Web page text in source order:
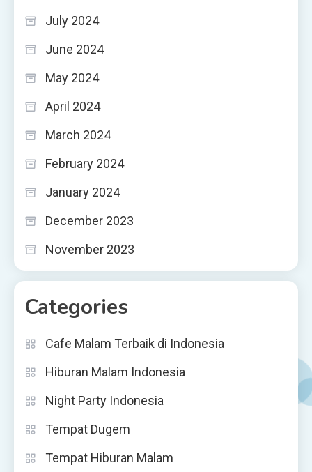
July 2024
June 2024
May 2024
April 2024
March 2024
February 2024
January 2024
December 2023
November 2023
Categories
Cafe Malam Terbaik di Indonesia
Hiburan Malam Indonesia
Night Party Indonesia
Tempat Dugem
Tempat Hiburan Malam